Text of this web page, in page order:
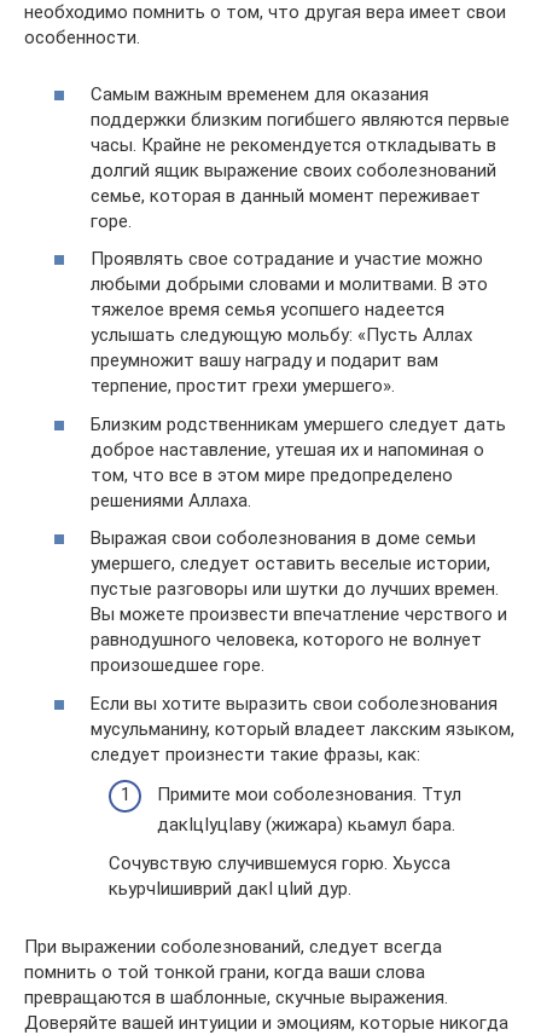
необходимо помнить о том, что другая вера имеет свои
особенности.
Самым важным временем для оказания
поддержки близким погибшего являются первые
часы. Крайне не рекомендуется откладывать в
долгий ящик выражение своих соболезнований
семье, которая в данный момент переживает
горе.
Проявлять свое сотрадание и участие можно
любыми добрыми словами и молитвами. В это
тяжелое время семья усопшего надеется
услышать следующую мольбу: «Пусть Аллах
преумножит вашу награду и подарит вам
терпение, простит грехи умершего».
Близким родственникам умершего следует дать
доброе наставление, утешая их и напоминая о
том, что все в этом мире предопределено
решениями Аллаха.
Выражая свои соболезнования в доме семьи
умершего, следует оставить веселые истории,
пустые разговоры или шутки до лучших времен.
Вы можете произвести впечатление черствого и
равнодушного человека, которого не волнует
произошедшее горе.
Если вы хотите выразить свои соболезнования
мусульманину, который владеет лакским языком,
следует произнести такие фразы, как:
Примите мои соболезнования. Ттул
дакIцIуцIаву (жижара) кьамул бара.
Сочувствую случившемуся горю. Хьусса
кьурчIишиврий дакI цIий дур.
При выражении соболезнований, следует всегда
помнить о той тонкой грани, когда ваши слова
превращаются в шаблонные, скучные выражения.
Доверяйте вашей интуиции и эмоциям, которые никогда